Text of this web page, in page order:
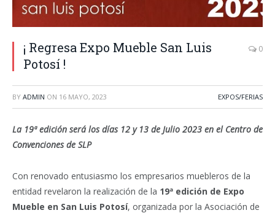
¡ Regresa Expo Mueble San Luis
Potosí !
0
BY ADMIN ON 16 MAYO, 2023 EXPOS/FERIAS
La 19ª edición será los días 12 y 13 de Julio 2023 en el Centro de
Convenciones de SLP
Con renovado entusiasmo los empresarios muebleros de la
entidad revelaron la realización de la 19ª edición de Expo
Mueble en San Luis Potosí, organizada por la Asociación de